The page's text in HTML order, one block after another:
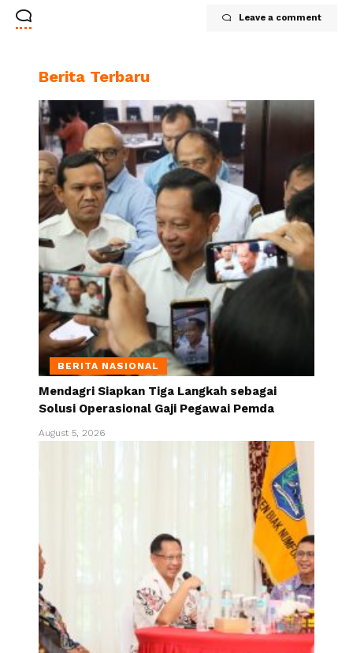
Leave a comment
Berita Terbaru
BERITA NASIONAL
Mendagri Siapkan Tiga Langkah sebagai
Solusi Operasional Gaji Pegawai Pemda
August 5, 2026